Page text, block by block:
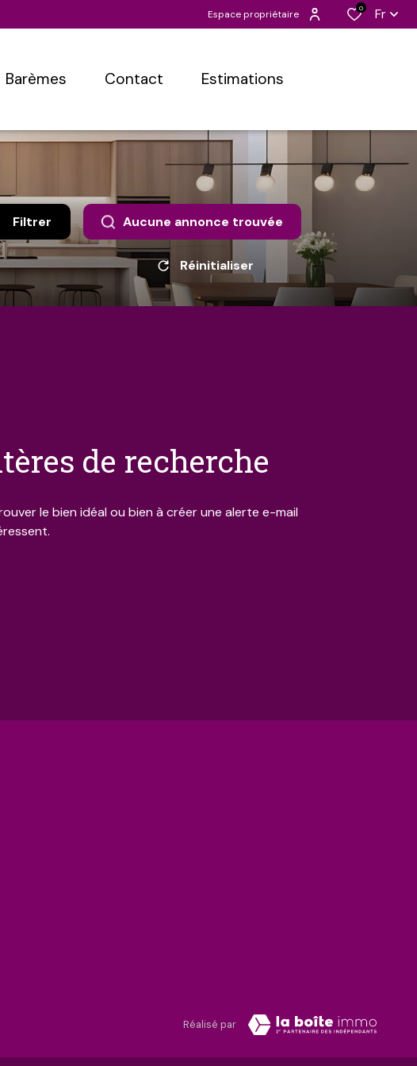
Espace propriétaire
0 Fr
barèmes contact estimations
Filtrer Aucune annonce trouvée
Réinitialiser
de recherche
le bien idéal ou bien à créer une alerte e-mail
Réalisé par